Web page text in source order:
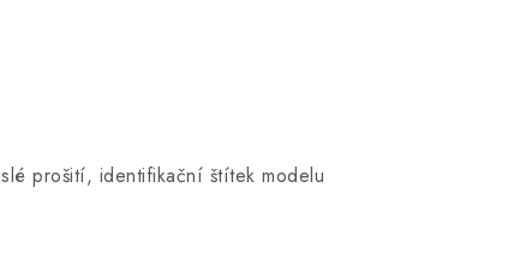
prošití, identifikační štítek modelu